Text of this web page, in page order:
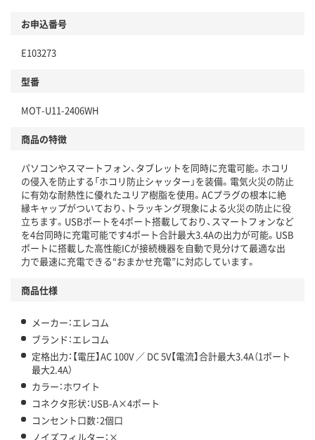
お申込番号
E103273
型番
MOT-U11-2406WH
商品の特徴
パソコンやスマートフォン、タブレットを同時に充電可能。ホコリ
の侵入を防止する「ホコリ防止シャッター」を装備。電気火災の防止
に有効な耐熱性に優れたユリア樹脂を使用。ACプラグの根本に絶
縁キャップがついており、トラッキング現象による火災の防止に役
立ちます。USBポートを4ポート搭載しており、スマートフォンなど
を4台同時に充電可能です4ポート合計最大3.4Aの出力が可能。USB
ポートに搭載した高性能ICが接続機器を自動で見分けて最適な出
力で最速に充電できる“おまかせ充電”に対応しています。
商品仕様
メーカー：エレコム
ブランド：エレコム
定格出力：【電圧】AC 100V ／ DC 5V【電流】合計最大3.4A（1ポート
最大2.4A）
カラー：ホワイト
コネクタ形状：USB-A×4ポート
コンセント口数：2個口
ノイズフィルター：×